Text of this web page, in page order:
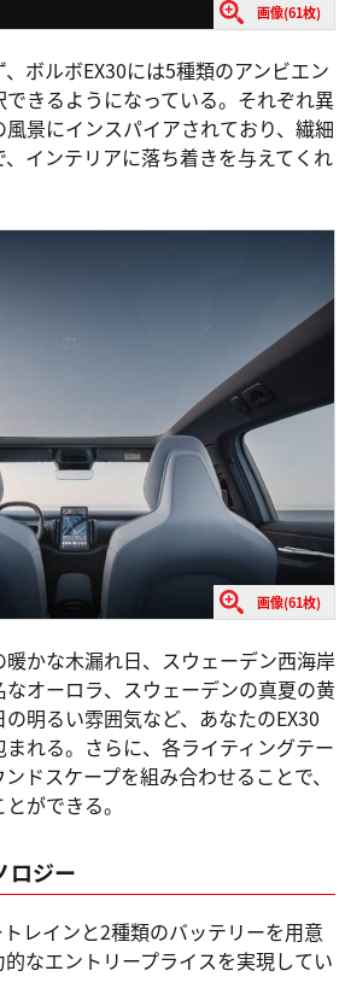
画像(61枚)
ボルボEX30には5種類のアンビエン
できるようになっている。それぞれ異
景にインスパイアされており、繊細
インテリアに落ち着きを与えてくれ
画像(61枚)
かな木漏れ日、スウェーデン西海岸
オーロラ、スウェーデンの真夏の黄
明るい雰囲気など、あなたのEX30
れる。さらに、各ライティングテー
ドスケープを組み合わせることで、
ができる。
ロジー
レインと2種類のバッテリーを用意
なエントリープライスを実現してい